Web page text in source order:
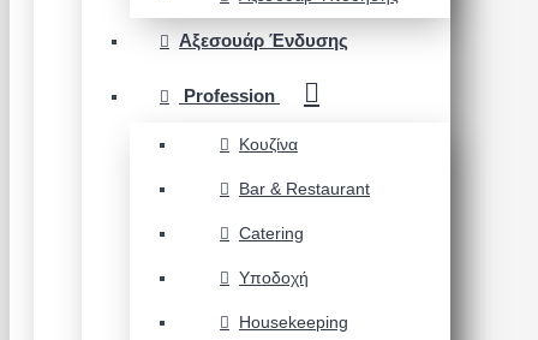
Αξεσουάρ Ένδυσης
Profession
Κουζίνα
Bar & Restaurant
Catering
Υποδοχή
Housekeeping